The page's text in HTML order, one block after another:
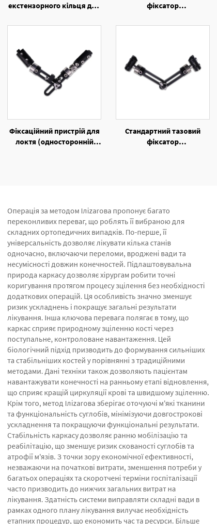
екстензорного кільця для
фузії голеностопа
фіксатор
зовнішнього фіксаля
Фіксаційний пристрій для
локтя (односторонній
Стандартний тазовий
фіксатор
Операція за методом Іліzarова пропонує багато
переконливих переваг, що роблять її вибраною для
складних ортопедичних випадків. По-перше, її
універсальність дозволяє лікувати кілька станів
одночасно, включаючи переломи, вроджені вади та
несумісності довжин конечностей. Підлаштовувальна
природа каркасу дозволяє хірургам робити точні
коригування протягом процесу зцілення без необхідності
додаткових операцій. Ця особливість значно зменшує
ризик ускладнень і покращує загальні результати
лікування. Інша ключова перевага полягає в тому, що
каркас сприяє природному зціленню кості через
поступальне, контроловане навантаження. Цей
біологічний підхід призводить до формування сильніших
та стабільніших костей у порівнянні з традиційними
методами. Дані техніки також дозволяють пацієнтам
навантажувати конечності на ранньому етапі відновлення,
що сприяє кращій циркуляції крові та швидшому зціленню.
Крім того, метод Іліzarова зберігає оточуючі м'які тканини
та функціональність суглобів, мінімізуючи довгострокові
ускладнення та покращуючи функціональні результати.
Стабільність каркасу дозволяє ранню мобілізацію та
реабілітацію, що зменшує ризик скованості суглобів та
атрофії м'язів. З точки зору економічної ефективності,
незважаючи на початкові витрати, зменшення потреби у
багатьох операціях та скоротчені терміни госпіталізації
часто призводить до нижчих загальних витрат на
лікування. Здатність системи виправляти складні вади в
рамках одного плану лікування вилучає необхідність
етапних процедур, що економить час та ресурси. Більше